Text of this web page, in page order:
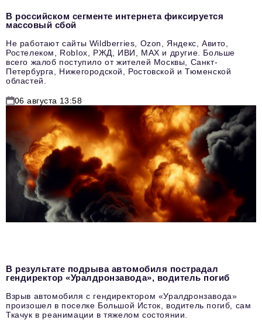
В российском сегменте интернета фиксируется
массовый сбой
Не работают сайты Wildberries, Ozon, Яндекс, Авито,
Ростелеком, Roblox, РЖД, ИВИ, MAX и другие. Больше
всего жалоб поступило от жителей Москвы, Санкт-
Петербурга, Нижегородской, Ростовской и Тюменской
областей.
06 августа 13:58
В результате подрыва автомобиля пострадал
гендиректор «Уралдронзавода», водитель погиб
Взрыв автомобиля с гендиректором «Уралдронзавода»
произошел в поселке Большой Исток, водитель погиб, сам
Ткачук в реанимации в тяжелом состоянии.